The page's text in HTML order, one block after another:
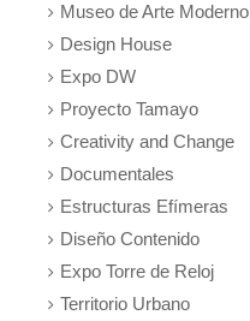
Museo de Arte Moderno
Design House
Expo DW
Proyecto Tamayo
Creativity and Change
Documentales
Estructuras Efímeras
Diseño Contenido
Expo Torre de Reloj
Territorio Urbano